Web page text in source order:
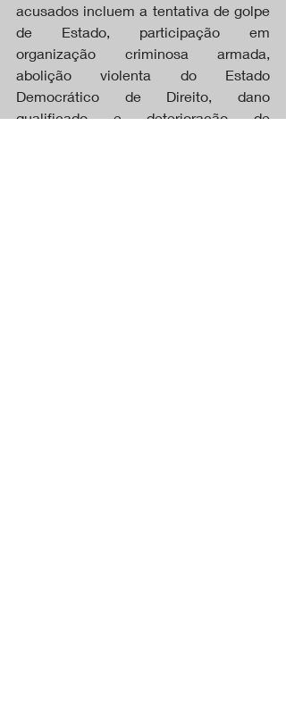
acusados incluem a tentativa de golpe
de Estado, participação em
organização criminosa armada,
abolição violenta do Estado
Democrático de Direito, dano
qualificado e deterioração de